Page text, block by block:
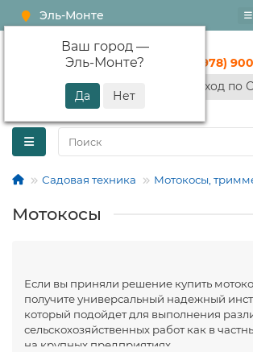
Эль-Монте
Ваш город —
Эль-Монте?
+7 (978)
Вход по
Садовая техника Мотокосы,
Мотокосы
Если вы приняли решение купить
получите универсальный надежный
который подойдет для выполнения
сельскохозяйственных работ как в
на крупных предприятиях.